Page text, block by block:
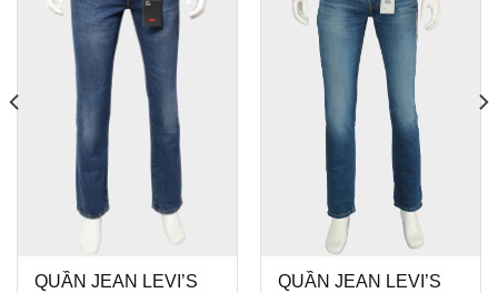
QUẦN JEAN LEVI’S
QUẦN JEAN LEVI’S